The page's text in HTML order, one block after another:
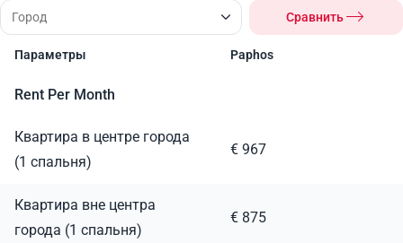
Сравнить
Параметры Paphos
Rent Per Month
Квартира в центре города
(1 спальня)
€ 967
Квартира вне центра
города (1 спальня)
€ 875